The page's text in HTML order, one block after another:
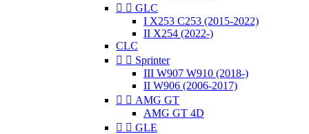
  GLC
I X253 C253 (2015-2022)
II X254 (2022-)
CLC
  Sprinter
III W907 W910 (2018-)
II W906 (2006-2017)
  AMG GT
AMG GT 4D
  GLE